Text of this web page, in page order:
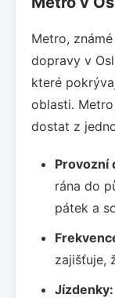
Metro,
dopravy v
které
oblasti.
dostat z
Provozní
rána do
pátek a
zajišťuje,
Jízdenky: